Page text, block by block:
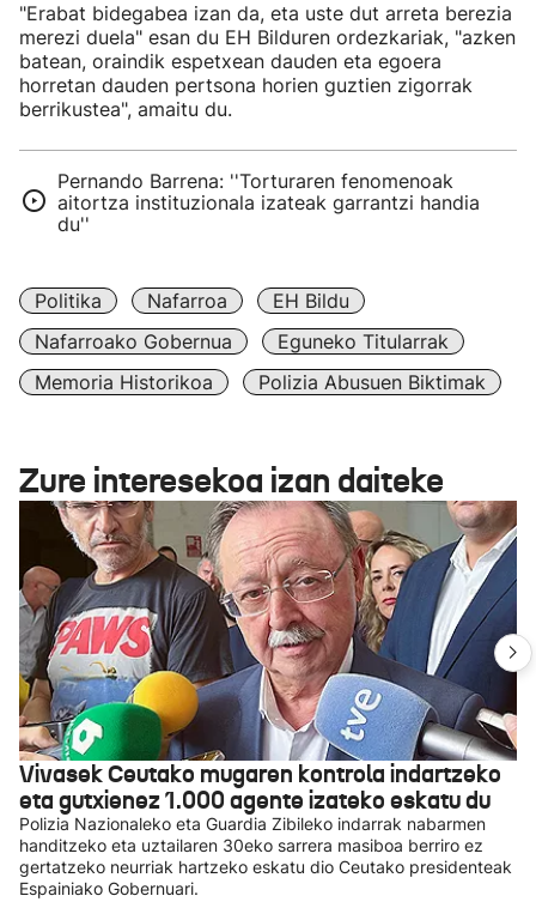
"Erabat bidegabea izan da, eta uste dut arreta berezia
merezi duela" esan du EH Bilduren ordezkariak, "azken
batean, oraindik espetxean dauden eta egoera
horretan dauden pertsona horien guztien zigorrak
berrikustea", amaitu du.
Pernando Barrena: ''Torturaren fenomenoak
aitortza instituzionala izateak garrantzi handia
du''
Politika Nafarroa
EH Bildu
Nafarroako Gobernua
Eguneko Titularrak
Memoria Historikoa
Polizia Abusuen Biktimak
Zure interesekoa izan daiteke
Vivasek Ceutako mugaren kontrola indartzeko
eta gutxienez 1.000 agente izateko eskatu du
Polizia Nazionaleko eta Guardia Zibileko indarrak nabarmen
handitzeko eta uztailaren 30eko sarrera masiboa berriro ez
gertatzeko neurriak hartzeko eskatu dio Ceutako presidenteak
Espainiako Gobernuari.